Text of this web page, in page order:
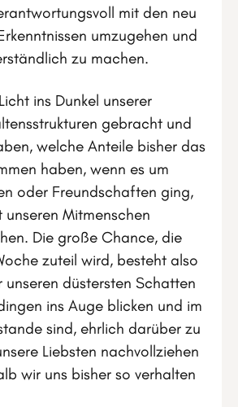
mit den neu
umzugehen und
zu machen.
ins Dunkel unserer
gebracht und
welche Anteile bisher das
haben, wenn es um
oder Freundschaften ging,
unseren Mitmenschen
Die große Chance, die
zuteil wird, besteht also
unseren düstersten Schatten
ins Auge blicken und im
sind, ehrlich darüber zu
Liebsten nachvollziehen
wir uns bisher so verhalten